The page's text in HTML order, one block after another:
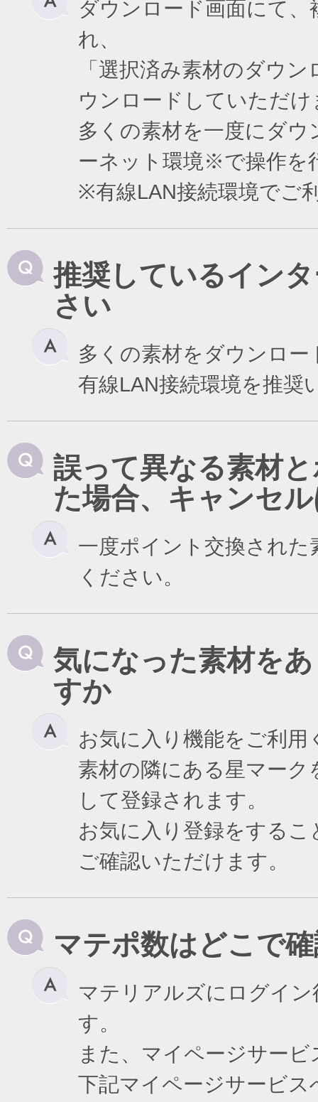
ダウンロード画面にて
れ、
「選択済み素材のダウ
ウンロードしていただけ
多くの素材を一度にダ
ーネット環境※で操作を
※有線LAN接続環境でご
推奨しているイン
さい
多くの素材をダウンロ
有線LAN接続環境を推奨
誤って異なる素材
た場合、キャンセ
一度ポイント交換され
ください。
気になった素材を
すか
お気に入り機能をご利用
素材の隣にある星マー
して登録されます。
お気に入り登録をする
ご確認いただけます。
マテポ数はどこで
マテリアルズにログイ
す。
また、マイページサー
下記マイページサービ